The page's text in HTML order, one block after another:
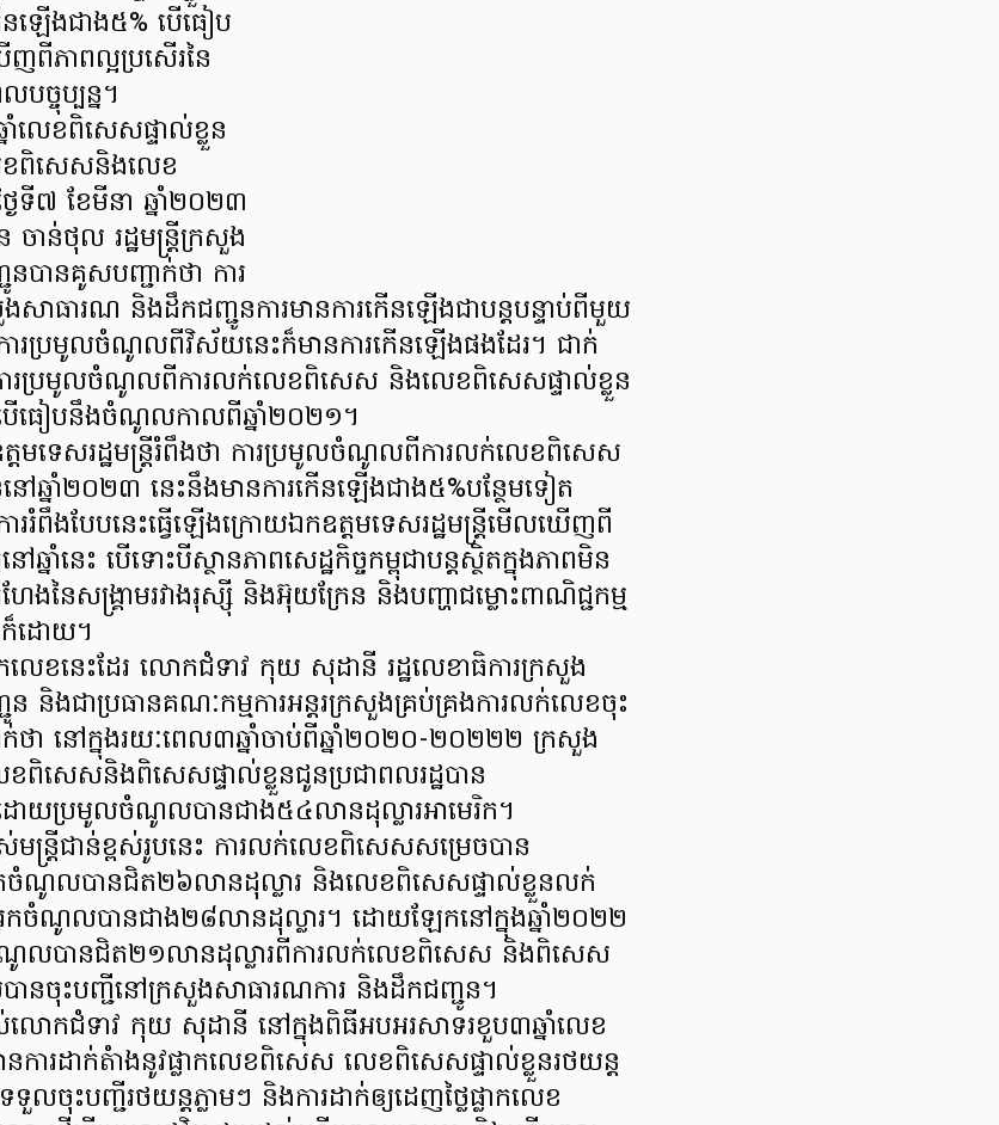
នឡើងជាង៥% បើធៀប
ពីភាពល្អប្រសើរនៃ
បច្ចុប្បន្ន។
លេខពិសេសផ្ទាល់ខ្លួន
េខពិសេសនិងលេខ
ៃទី៧ ខែមីនា ឆ្នាំ២០២៣
ចាន់ថុល រដ្ឋមន្ត្រីក្រសួង
បានគូសបញ្ជាក់ថា ការ
ាធារណ និងដឹកជញ្ជូនការមានការកើនឡើងជាបន្តបន្ទាប់ពីមួយ
យការប្រមូលចំណូលពីវិស័យនេះក៏មានការកើនឡើងផងដែរ។ ជាក់
ារប្រមូលចំណូលពីការលក់លេខពិសេស និងលេខពិសេសផ្ទាល់ខ្លួន
ើធៀបនឹងចំណូលកាលពីឆ្នាំ២០២១។
ត្តមទេសរដ្ឋមន្ត្រីរំពឹងថា ការប្រមូលចំណូលពីការលក់លេខពិសេស
ឆ្នាំ២០២៣ នេះនឹងមានការកើនឡើងជាង៥%បន្ថែមទៀត
រំពឹងបែបនេះធ្វើឡើងក្រោយឯកឧត្តមទេសរដ្ឋមន្ត្រីមើលឃើញពី
ៅឆ្នាំនេះ បើទោះបីស្ថានភាពសេដ្ឋកិច្ចកម្ពុជាបន្តស្ថិតក្នុងភាពមិន
ងនៃសង្គ្រាមរវាងរុស្ស៊ី និងអ៊ុយក្រែន និងបញ្ហាជម្លោះពាណិជ្ជកម្ម
ក៏ដោយ។
កលេខនេះដែរ លោកជំទាវ កុយ សុដានី រដ្ឋលេខាធិការក្រសួង
និងជាប្រធានគណៈកម្មការអន្តរក្រសួងគ្រប់គ្រងការលក់លេខចុះ
ថា នៅក្នុងរយៈពេល៣ឆ្នាំចាប់ពីឆ្នាំ២០២០-២០២២២ ក្រសួង
ពិសេសនិងពិសេសផ្ទាល់ខ្លួនជូនប្រជាពលរដ្ឋបាន
យប្រមូលចំណូលបានជាង៥៤លានដុល្លារអាមេរិក។
មន្ត្រីជាន់ខ្ពស់រូបនេះ ការលក់លេខពិសេសសម្រេចបាន
ណូលបានជិត២៦លានដុល្លារ និងលេខពិសេសផ្ទាល់ខ្លួនលក់
ចំណូលបានជាង២៨លានដុល្លារ។ ដោយឡែកនៅក្នុងឆ្នាំ២០២២
ណូលបានជិត២១លានដុល្លារពីការលក់លេខពិសេស និងពិសេស
បានចុះបញ្ជីនៅក្រសួងសាធារណការ និងដឹកជញ្ជូន។
លោកជំទាវ កុយ សុដានី នៅក្នុងពិធីអបអរសាទរខួប៣ឆ្នាំលេខ
ការដាក់តំាងនូវផ្លាកលេខពិសេស លេខពិសេសផ្ទាល់ខ្លួនរថយន្ត
លចុះបញ្ជីរថយន្តភ្លាមៗ និងការដាក់ឲ្យដេញថ្លៃផ្លាកលេខ